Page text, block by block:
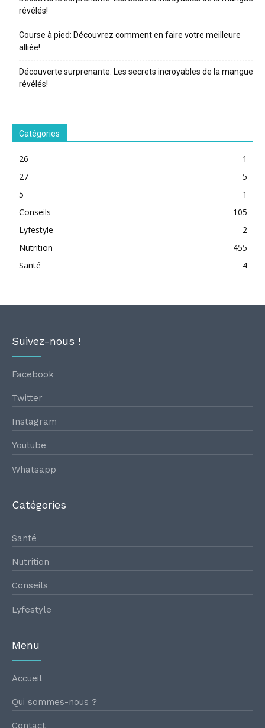
révélés!
Course à pied: Découvrez comment en faire votre meilleure
alliée!
Découverte surprenante: Les secrets incroyables de la mangue
révélés!
Catégories
26
1
27
5
5
1
Conseils
105
Lyfestyle
2
Nutrition
455
Santé
4
Suivez-nous !
Facebook
Twitter
Instagram
Youtube
Whatsapp
Catégories
Santé
Nutrition
Conseils
Lyfestyle
Menu
Accueil
Qui sommes-nous ?